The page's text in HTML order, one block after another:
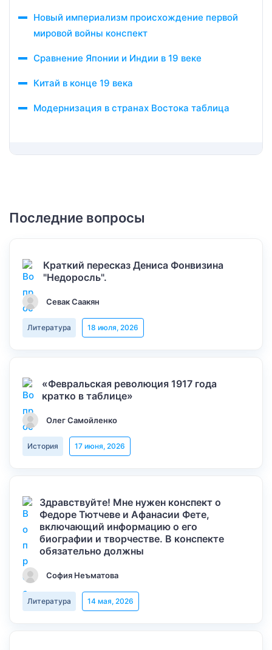
Новый империализм происхождение первой
мировой войны конспект
Сравнение Японии и Индии в 19 веке
Китай в конце 19 века
Модернизация в странах Востока таблица
Последние вопросы
Краткий пересказ Дениса Фонвизина
"Недоросль".
Севак Саакян
Литература 18 июля, 2026
«Февральская революция 1917 года
кратко в таблице»
Олег Самойленко
История 17 июня, 2026
Здравствуйте! Мне нужен конспект о
Федоре Тютчеве и Афанасии Фете,
включающий информацию о его
биографии и творчестве. В конспекте
обязательно должны
София Неъматова
Литература 14 мая, 2026